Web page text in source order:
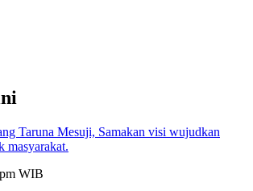
Taruna Mesuji, Samakan visi wujudkan
masyarakat.
WIB